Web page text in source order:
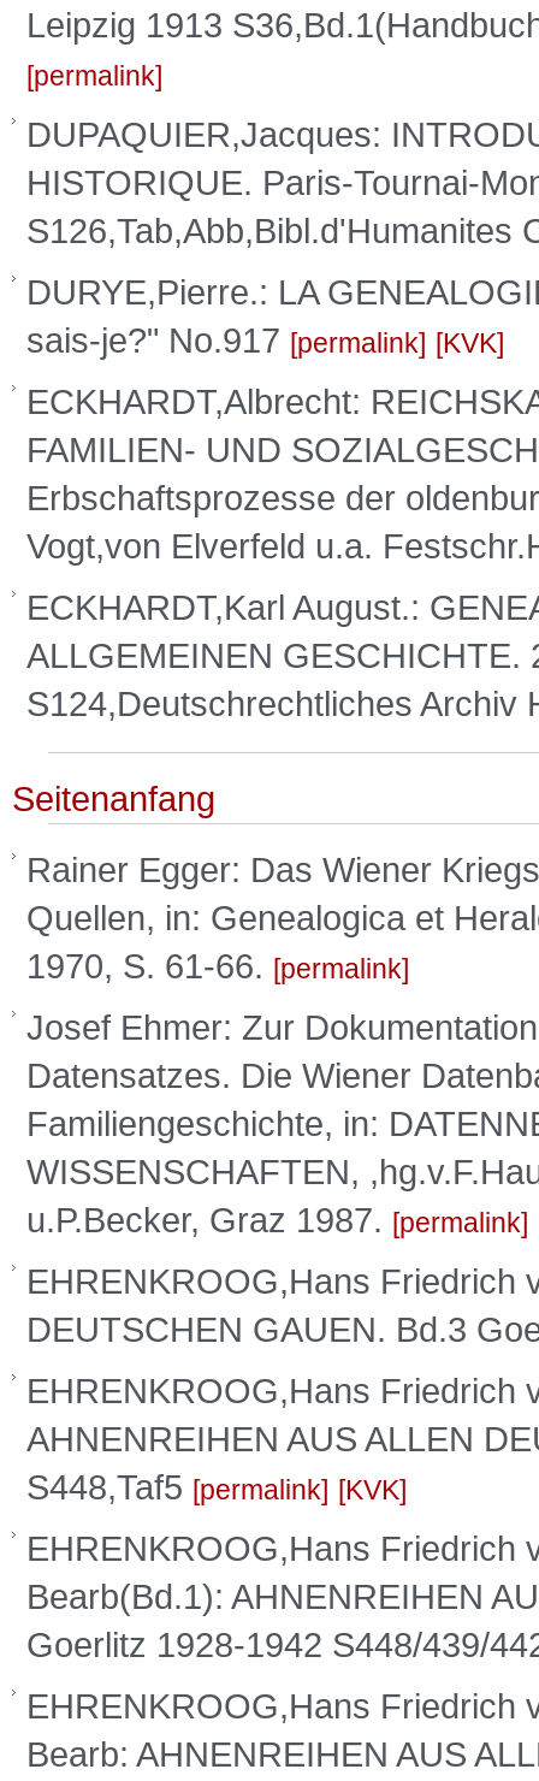
Leipzig 1913
permalink
DUPAQUIER,Jacques:
HISTORIQUE. Paris-Tournai-
S126,Tab,Abb,Bibl.d'Humanites
DURYE,Pierre.: LA
sais-je?" No.917 permalink KVK
ECKHARDT,Albrecht:
FAMILIEN- UND
Erbschaftsprozesse der
Vogt,von Elverfeld u.a.
ECKHARDT,Karl August.:
ALLGEMEINEN GESCHICHTE.
S124,Deutschrechtliches Archiv
Seitenanfang
Rainer Egger: Das Wiener
Quellen, in: Genealogica et
1970, S. 61-66.
permalink
Josef Ehmer: Zur
Datensatzes. Die Wiener
Familiengeschichte, in:
WISSENSCHAFTEN,
u.P.Becker, Graz 1987.
permalink
EHRENKROOG,Hans Friedrich
DEUTSCHEN GAUEN. Bd.3
EHRENKROOG,Hans Friedrich
AHNENREIHEN AUS ALLEN
S448,Taf5 permalink KVK
EHRENKROOG,Hans Friedrich
Bearb(Bd.1): AHNENREIHEN
Goerlitz 1928-1942 S448/439/
EHRENKROOG,Hans Friedrich
Bearb: AHNENREIHEN AUS